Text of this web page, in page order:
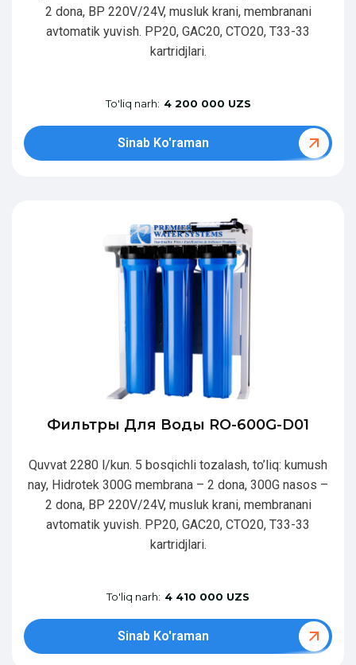
2 dona, BP 220V/24V, musluk krani, membranani
avtomatik yuvish. PP20, GAC20, CTO20, T33-33
kartridjlari.
To'liq narh: 4 200 000 UZS
Sinab Ko'raman
Фильтры Для Воды RO-600G-D01
Quvvat 2280 l/kun. 5 bosqichli tozalash, to’liq: kumush
nay, Hidrotek 300G membrana – 2 dona, 300G nasos –
2 dona, BP 220V/24V, musluk krani, membranani
avtomatik yuvish. PP20, GAC20, CTO20, T33-33
kartridjlari.
To'liq narh: 4 410 000 UZS
Sinab Ko'raman